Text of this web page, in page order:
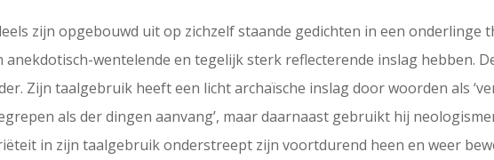
zijn opgebouwd uit op zichzelf staande gedichten in een onderlinge
wentelende en tegelijk sterk reflecterende inslag hebben.
Zijn taalgebruik heeft een licht archaïsche inslag door woorden als
als der dingen aanvang’, maar daarnaast gebruikt hij
in zijn taalgebruik onderstreept zijn voortdurend heen en weer